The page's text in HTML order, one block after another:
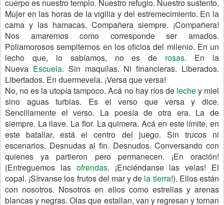
cuerpo es nuestro templo. Nuestro refugio. Nuestro sustento.
Mujer en las horas de la vigilia y del estremecimiento. En la
cama y las hamacas. Compañera siempre. ¡Compañera!
Nos amaremos como corresponde ser amados.
Poliamorosos sempiternos en los oficios del milenio. En un
lecho que, lo sabíamos, no es de rosas. En la
Nueva Escuela. Sin maquilas. Ni financieras. Liberados.
Libertados. En duermevela. ¡Versa que versa!
No, no es la utopía tampoco. Acá no hay ríos de lechey miel
sino aguas turbias. Es el verso que versa y dice.
Sencillamente el verso. La poesía de otra era. La de
siempre. La llave. La flor. La quimera. Acá en este límite, en
este batallar, está el centro del juego. Sin trucos ni
escenarios. Desnudas al fin. Desnudos. Conversando con
quienes ya partieron pero permanecen. ¡En oración!
(Entreguemos las ofrendas. ¡Enciéndanse las velas! El
copal. ¡Sírvanse los frutos del mar y de la tierra!). Ellos están
con nosotros. Nosotros en ellos como estrellas y arenas
blancas y negras. Olas que estallan, van y regresan y tornan